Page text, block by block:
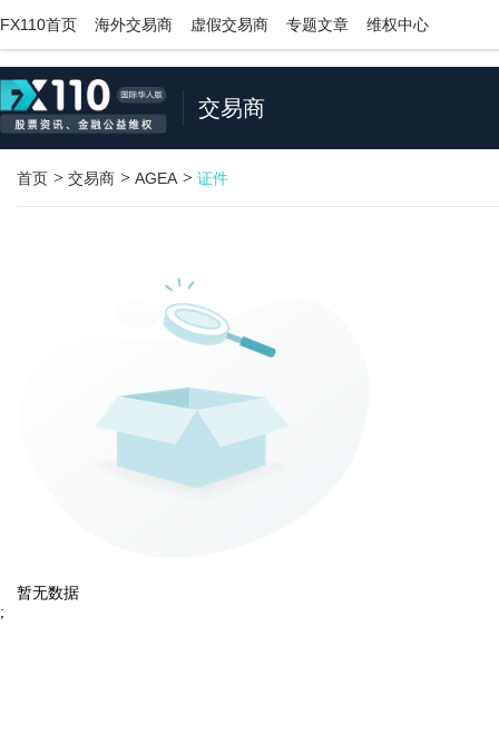
FX110首页 海外交易商 虚假交易商 专题文章 维权中心
交易商
首页 > 交易商 > AGEA > 证件
暂无数据
;